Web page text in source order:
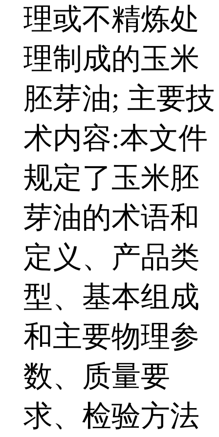
理或不精炼处
理制成的玉米
胚芽油; 主要技
术内容:本文件
规定了玉米胚
芽油的术语和
定义、产品类
型、基本组成
和主要物理参
数、质量要
求、检验方法